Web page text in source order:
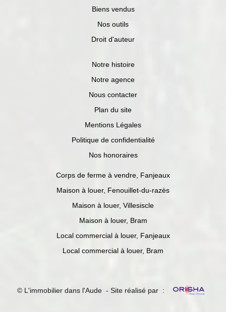
Biens vendus
Nos outils
Droit d'auteur
Notre histoire
Notre agence
Nous contacter
Plan du site
Mentions Légales
Politique de confidentialité
Nos honoraires
Corps de ferme à vendre, Fanjeaux
Maison à louer, Fenouillet-du-razès
Maison à louer, Villesiscle
Maison à louer, Bram
Local commercial à louer, Fanjeaux
Local commercial à louer, Bram
© L'immobilier dans l'Aude - Site réalisé par :